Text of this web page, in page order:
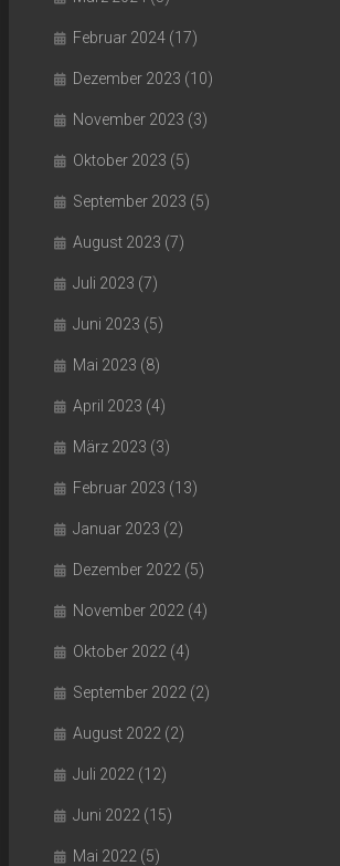
Februar 2024 (17)
Dezember 2023 (10)
November 2023 (3)
Oktober 2023 (5)
September 2023 (5)
August 2023 (7)
Juli 2023 (7)
Juni 2023 (5)
Mai 2023 (8)
April 2023 (4)
März 2023 (3)
Februar 2023 (13)
Januar 2023 (2)
Dezember 2022 (5)
November 2022 (4)
Oktober 2022 (4)
September 2022 (2)
August 2022 (2)
Juli 2022 (12)
Juni 2022 (15)
Mai 2022 (5)